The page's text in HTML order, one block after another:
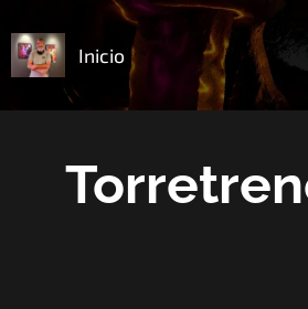
Inicio